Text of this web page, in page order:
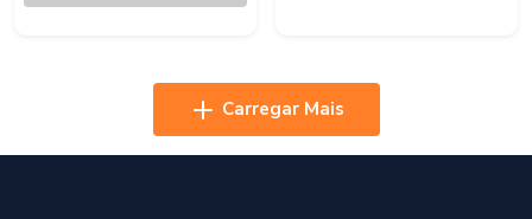
Carregar Mais